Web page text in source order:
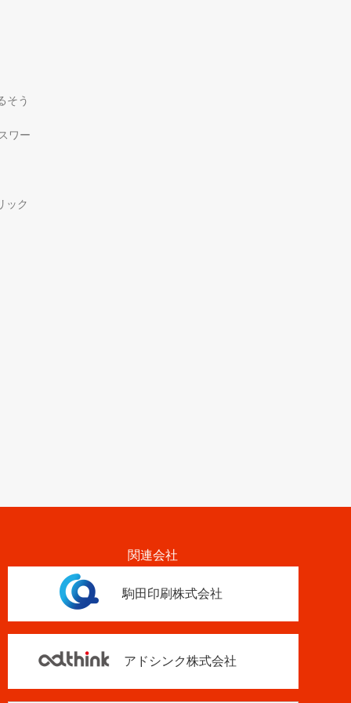
そう
ワー
ック
関連会社
駒田印刷株式会社
アドシンク株式会社